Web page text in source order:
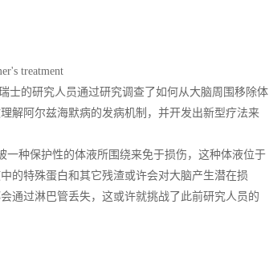
treatment
士的研究人员通过研究调查了如何从大脑周围移除体
解阿尔兹海默病的发病机制，并开发出新型疗法来
一种保护性的体液所围绕来免于损伤，这种体液位于
的特殊蛋白和其它残渣或许会对大脑产生潜在损
通过淋巴管丢失，这或许就挑战了此前研究人员的